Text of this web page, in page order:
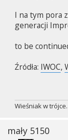
I na tym pora
generacji
to be
Źródła: IWOC,
Wieśniak w
mały 5150